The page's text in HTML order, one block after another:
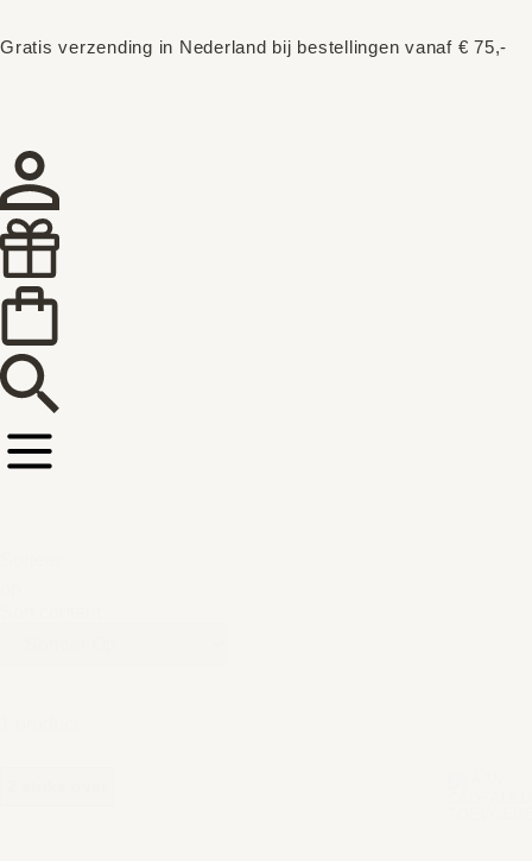
Gratis verzending in Nederland bij bestellingen vanaf € 75,-